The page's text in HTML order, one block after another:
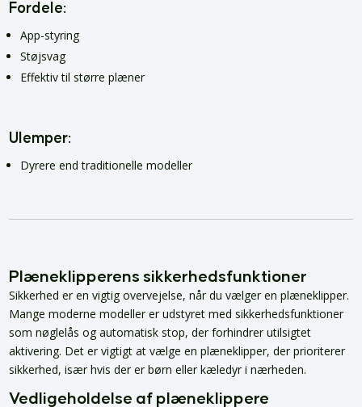
Fordele:
App-styring
Støjsvag
Effektiv til større plæner
Ulemper:
Dyrere end traditionelle modeller
Plæneklipperens sikkerhedsfunktioner
Sikkerhed er en vigtig overvejelse, når du vælger en plæneklipper.
Mange moderne modeller er udstyret med sikkerhedsfunktioner
som nøglelås og automatisk stop, der forhindrer utilsigtet
aktivering. Det er vigtigt at vælge en plæneklipper, der prioriterer
sikkerhed, især hvis der er børn eller kæledyr i nærheden.
Vedligeholdelse af plæneklippere